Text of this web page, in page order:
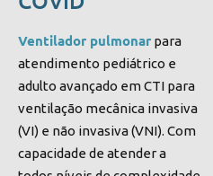
Ventilador pulmonar para
atendimento pediátrico e
adulto avançado em CTI para
ventilação mecânica invasiva
(VI) e não invasiva (VNI). Com
capacidade de atender a